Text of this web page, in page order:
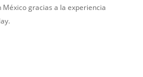
gracias a la experiencia